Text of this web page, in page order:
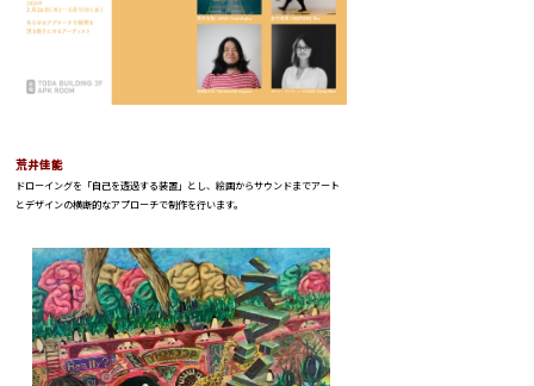
荒井佳能
ドローイングを「自己を透過する装置」とし、絵画からサウンドまでアート
とデザインの横断的なアプローチで制作を行います。